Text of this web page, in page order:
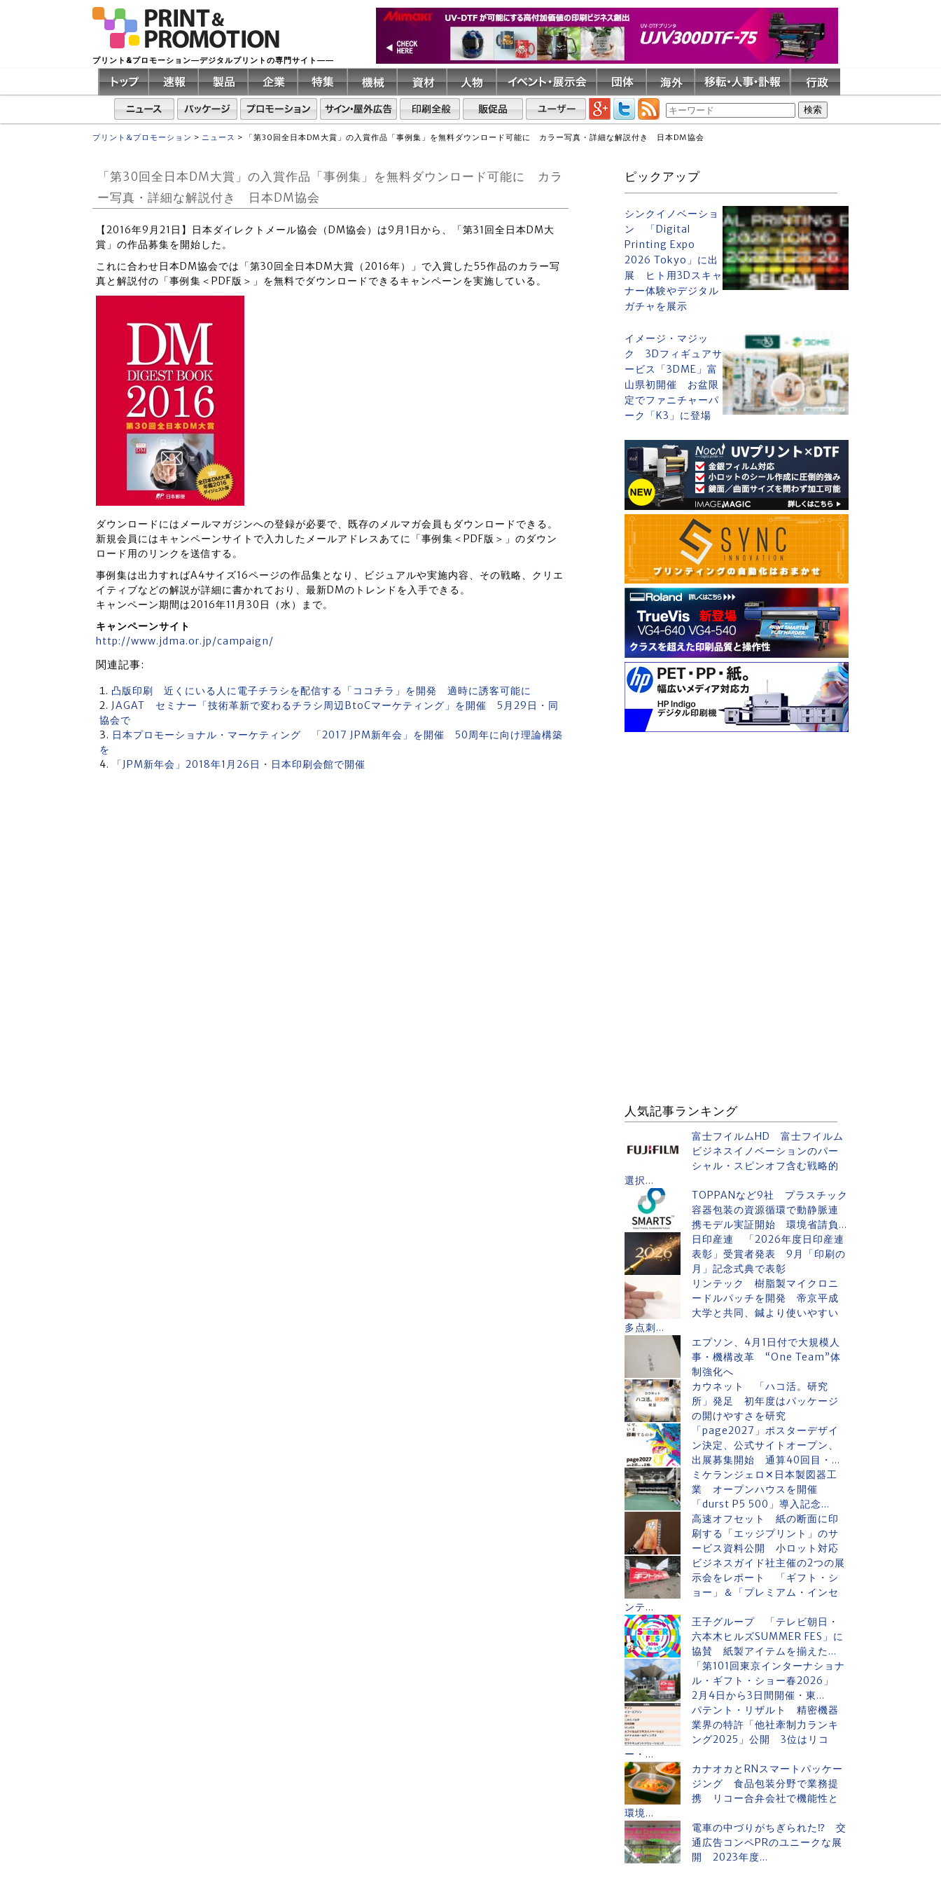
プリント&プロモーション―デジタルプリントの専門サイト――
プリント&プロモーション > ニュース > 「第30回全日本DM大賞」の入賞作品「事例集」を無料ダウンロード可能に カラー写真・詳細な解説付き 日本DM協会
「第30回全日本DM大賞」の入賞作品「事例集」を無料ダウンロード可能に カラ
ー写真・詳細な解説付き 日本DM協会
【2016年9月21日】日本ダイレクトメール協会（DM協会）は9月1日から、「第31回全日本DM大
賞」の作品募集を開始した。
これに合わせ日本DM協会では「第30回全日本DM大賞（2016年）」で入賞した55作品のカラー写
真と解説付の「事例集＜PDF版＞」を無料でダウンロードできるキャンペーンを実施している。
ダウンロードにはメールマガジンへの登録が必要で、既存のメルマガ会員もダウンロードできる。
新規会員にはキャンペーンサイトで入力したメールアドレスあてに「事例集＜PDF版＞」のダウン
ロード用のリンクを送信する。
事例集は出力すればA4サイズ16ページの作品集となり、ビジュアルや実施内容、その戦略、クリエ
イティブなどの解説が詳細に書かれており、最新DMのトレンドを入手できる。
キャンペーン期間は2016年11月30日（水）まで。
キャンペーンサイト
http://www.jdma.or.jp/campaign/
関連記事:
凸版印刷 近くにいる人に電子チラシを配信する「ココチラ」を開発 適時に誘客可能に
JAGAT セミナー「技術革新で変わるチラシ周辺BtoCマーケティング」を開催 5月29日・同
協会で
日本プロモーショナル・マーケティング 「2017 JPM新年会」を開催 50周年に向け理論構築
を
「JPM新年会」2018年1月26日・日本印刷会館で開催
ピックアップ
シンクイノベーショ
ン 「Digital
Printing Expo
2026 Tokyo」に出
展 ヒト用3Dスキャ
ナー体験やデジタル
ガチャを展示
イメージ・マジッ
ク 3Dフィギュアサ
ービス「3DME」富
山県初開催 お盆限
定でファニチャーパ
ーク「K3」に登場
人気記事ランキング
富士フイルムHD 富士フイルム
ビジネスイノベーションのパー
シャル・スピンオフ含む戦略的
選択...
TOPPANなど9社 プラスチック
容器包装の資源循環で動静脈連
携モデル実証開始 環境省請負...
日印産連 「2026年度日印産連
表彰」受賞者発表 9月「印刷の
月」記念式典で表彰
リンテック 樹脂製マイクロニ
ードルパッチを開発 帝京平成
大学と共同、鍼より使いやすい
多点刺...
エプソン、4月1日付で大規模人
事・機構改革 “One Team”体
制強化へ
カウネット 「ハコ活。研究
所」発足 初年度はパッケージ
の開けやすさを研究
「page2027」ポスターデザイ
ン決定、公式サイトオープン、
出展募集開始 通算40回目・...
ミケランジェロ✕日本製図器工
業 オープンハウスを開催
「durst P5 500」導入記念...
高速オフセット 紙の断面に印
刷する「エッジプリント」のサ
ービス資料公開 小ロット対応
ビジネスガイド社主催の2つの展
示会をレポート 「ギフト・シ
ョー」＆「プレミアム・インセ
ンテ...
王子グループ 「テレビ朝日・
六本木ヒルズSUMMER FES」に
協賛 紙製アイテムを揃えた...
「第101回東京インターナショナ
ル・ギフト・ショー春2026」
2月4日から3日間開催・東...
パテント・リザルト 精密機器
業界の特許「他社牽制力ランキ
ング2025」公開 3位はリコ
ー・...
カナオカとRNスマートパッケー
ジング 食品包装分野で業務提
携 リコー合弁会社で機能性と
環境...
電車の中づりがちぎられた⁉ 交
通広告コンペPRのユニークな展
開 2023年度...